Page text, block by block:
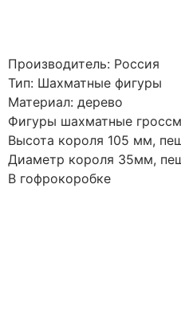
Производитель: Россия
Тип: Шахматные фигуры
Материал: дерево
Фигуры шахматные
Высота короля 105 мм,
Диаметр короля 35мм,
В гофрокоробке